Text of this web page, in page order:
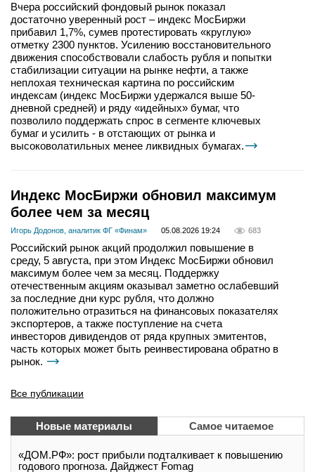
Вчера российский фондовый рынок показал
достаточно уверенный рост – индекс МосБиржи
прибавил 1,7%, сумев протестировать «круглую»
отметку 2300 пунктов. Усилению восстановительного
движения способствовали слабость рубля и попытки
стабилизации ситуации на рынке нефти, а также
неплохая техническая картина по российским
индексам (индекс МосБиржи удержался выше 50-
дневной средней) и ряду «идейных» бумаг, что
позволило поддержать спрос в сегменте ключевых
бумаг и усилить - в отстающих от рынка и
высоковолатильных менее ликвидных бумагах.
Индекс МосБиржи обновил максимум
более чем за месяц
Игорь Додонов, аналитик ФГ «Финам» 05.08.2026 19:24 683
Российский рынок акций продолжил повышение в
среду, 5 августа, при этом Индекс МосБиржи обновил
максимум более чем за месяц. Поддержку
отечественным акциям оказывал заметно ослабевший
за последние дни курс рубля, что должно
положительно отразиться на финансовых показателях
экспортеров, а также поступление на счета
инвесторов дивидендов от ряда крупных эмитентов,
часть которых может быть реинвестирована обратно в
рынок.
Все публикации
Новые материалы Самое читаемое
«ДОМ.РФ»: рост прибыли подталкивает к повышению
годового прогноза. Дайджест Fomag